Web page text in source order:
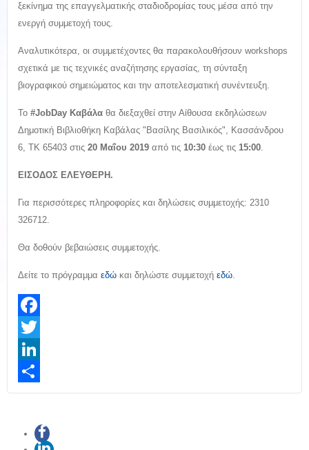
ξεκίνημα της επαγγελματικής σταδιοδρομίας τους μέσα από την
ενεργή συμμετοχή τους.
Αναλυτικότερα, οι συμμετέχοντες θα παρακολουθήσουν workshops
σχετικά με τις τεχνικές αναζήτησης εργασίας, τη σύνταξη
βιογραφικού σημειώματος και την αποτελεσματική συνέντευξη.
Το #JobDay Καβάλα θα διεξαχθεί στην Αίθουσα εκδηλώσεων
Δημοτική Βιβλιοθήκη Καβάλας "Βασίλης Βασιλικός", Κασσάνδρου
6, ΤΚ 65403 στις 20 Μαΐου 2019 από τις 10:30 έως τις 15:00.
ΕΙΣΟΔΟΣ ΕΛΕΥΘΕΡΗ.
Για περισσότερες πληροφορίες και δηλώσεις συμμετοχής: 2310
326712.
Θα δοθούν βεβαιώσεις συμμετοχής.
Δείτε το πρόγραμμα εδώ και δηλώστε συμμετοχή εδώ
Facebook
Twitter
LinkedIn
Share